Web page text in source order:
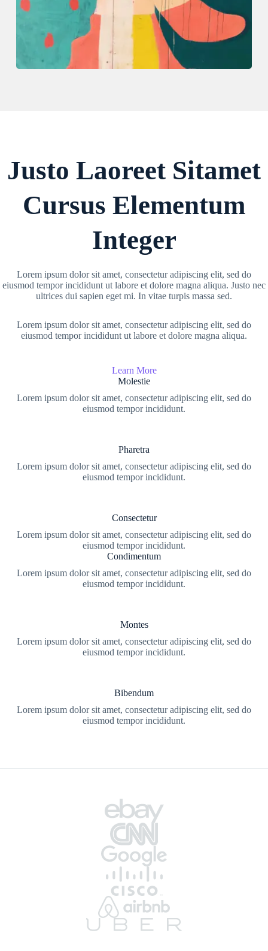
Justo Laoreet Sitamet
Cursus Elementum
Integer
Lorem ipsum dolor sit amet, consectetur adipiscing elit, sed do
eiusmod tempor incididunt ut labore et dolore magna aliqua. Justo nec
ultrices dui sapien eget mi. In vitae turpis massa sed.
Lorem ipsum dolor sit amet, consectetur adipiscing elit, sed do
eiusmod tempor incididunt ut labore et dolore magna aliqua.
Learn More
Molestie
Lorem ipsum dolor sit amet, consectetur adipiscing elit, sed do
eiusmod tempor incididunt.
Pharetra
Lorem ipsum dolor sit amet, consectetur adipiscing elit, sed do
eiusmod tempor incididunt.
Consectetur
Lorem ipsum dolor sit amet, consectetur adipiscing elit, sed do
eiusmod tempor incididunt.
Condimentum
Lorem ipsum dolor sit amet, consectetur adipiscing elit, sed do
eiusmod tempor incididunt.
Montes
Lorem ipsum dolor sit amet, consectetur adipiscing elit, sed do
eiusmod tempor incididunt.
Bibendum
Lorem ipsum dolor sit amet, consectetur adipiscing elit, sed do
eiusmod tempor incididunt.